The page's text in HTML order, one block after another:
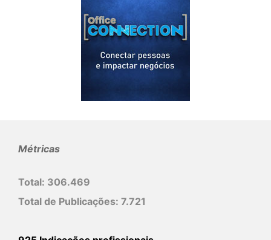
Métricas
Total: 306.469
Total de Publicações: 7.721